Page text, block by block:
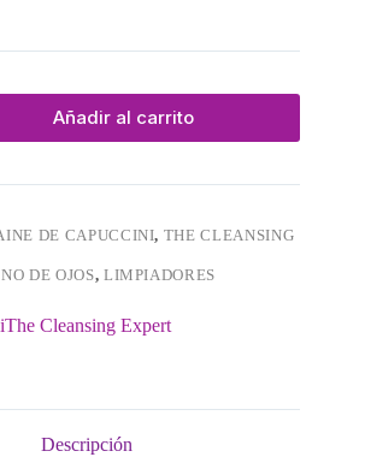
Añadir al carrito
DE CAPUCCINI, THE CLEANSING
DE OJOS, LIMPIADORES
The Cleansing Expert
Descripción